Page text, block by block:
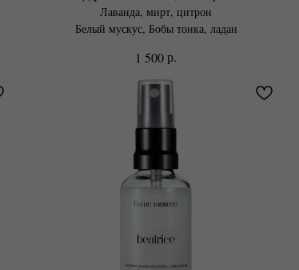
Лаванда, мирт, цитрон
Белый мускус, Бобы тонка, ладан
1 500р.